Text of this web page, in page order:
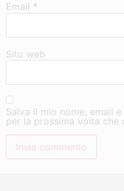
Email *
Sito web
Salva il mio nome, email
per la prossima volta che